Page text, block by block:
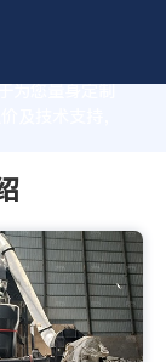
为您量身定制
及技术支持，